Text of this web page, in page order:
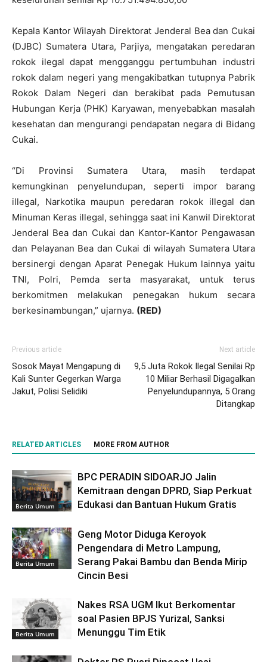
Kepala Kantor Wilayah Direktorat Jenderal Bea dan Cukai
(DJBC) Sumatera Utara, Parjiya, mengatakan peredaran
rokok ilegal dapat mengganggu pertumbuhan industri
rokok dalam negeri yang mengakibatkan tutupnya Pabrik
Rokok Dalam Negeri dan berakibat pada Pemutusan
Hubungan Kerja (PHK) Karyawan, menyebabkan masalah
kesehatan dan mengurangi pendapatan negara di Bidang
Cukai.
“Di Provinsi Sumatera Utara, masih terdapat
kemungkinan penyelundupan, seperti impor barang
illegal, Narkotika maupun peredaran rokok illegal dan
Minuman Keras illegal, sehingga saat ini Kanwil Direktorat
Jenderal Bea dan Cukai dan Kantor-Kantor Pengawasan
dan Pelayanan Bea dan Cukai di wilayah Sumatera Utara
bersinergi dengan Aparat Penegak Hukum lainnya yaitu
TNI, Polri, Pemda serta masyarakat, untuk terus
berkomitmen melakukan penegakan hukum secara
berkesinambungan,” ujarnya. (RED)
Previous article
Sosok Mayat Mengapung di
Kali Sunter Gegerkan Warga
Jakut, Polisi Selidiki
Next article
9,5 Juta Rokok Ilegal Senilai Rp
10 Miliar Berhasil Digagalkan
Penyelundupannya, 5 Orang
Ditangkap
RELATED ARTICLES MORE FROM AUTHOR
Berita Umum
BPC PERADIN SIDOARJO Jalin
Kemitraan dengan DPRD, Siap Perkuat
Edukasi dan Bantuan Hukum Gratis
Berita Umum
Geng Motor Diduga Keroyok
Pengendara di Metro Lampung,
Serang Pakai Bambu dan Benda Mirip
Cincin Besi
Berita Umum
Nakes RSA UGM Ikut Berkomentar
soal Pasien BPJS Yurizal, Sanksi
Menunggu Tim Etik